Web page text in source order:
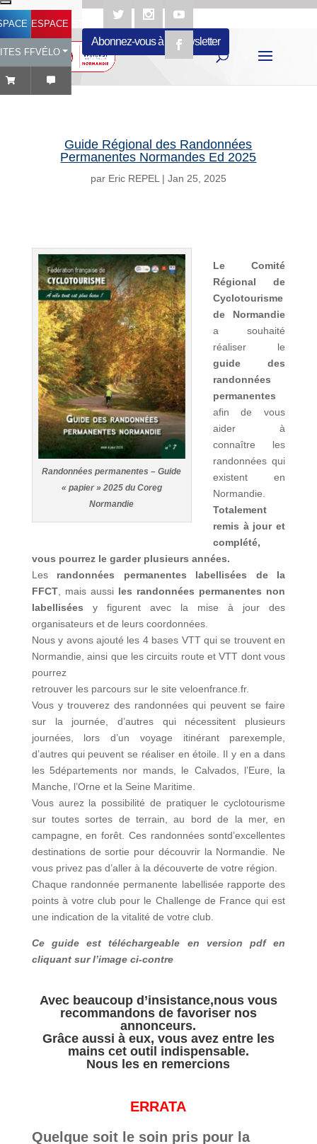
LICENCIÉ
ESPACE STRUCTURES
FFVÉLO
Abonnez-vous à la newsletter
Guide Régional des Randonnées
Permanentes Normandes Ed 2025
par Eric REPEL | Jan 25, 2025
Randonnées permanentes – Guide
« papier » 2025 du Coreg
Normandie
Le Comité
Régional de
Cyclotourisme
de Normandie
a souhaité
réaliser le
guide des
randonnées
permanentes
afin de vous
aider à
connaître les
randonnées qui
existent en
Normandie.
Totalement
remis à jour et
complété,
vous pourrez le garder plusieurs années.
Lesrandonnées permanentes labellisées de la
FFCT, mais aussi les randonnées permanentes non
labellisées y figurent avec la mise à jour des
organisateurs et de leurs coordonnées.
Nous y avons ajouté les 4 bases VTT qui se trouvent en
Normandie, ainsi que les circuits route et VTT dont vous
pourrez
retrouver les parcours sur le site veloenfrance.fr.
Vous y trouverez des randonnées qui peuvent se faire
sur la journée, d’autres qui nécessitent plusieurs
journées, lors d’un voyage itinérant parexemple,
d’autres qui peuvent se réaliser en étoile. Il y en a dans
les 5départements nor mands, le Calvados, l’Eure, la
Manche, l’Orne et la Seine Maritime.
Vous aurez la possibilité de pratiquer le cyclotourisme
sur toutes sortes de terrain, au bord de la mer, en
campagne, en forêt. Ces randonnées sontd’excellentes
destinations de sortie pour découvrir la Normandie. Ne
vous privez pas d’aller à la découverte de votre région.
Chaque randonnée permanente labellisée rapporte des
points à votre club pour le Challenge de France qui est
une indication de la vitalité de votre club.
Ce guide est téléchargeable en version pdf en
cliquant sur l’image ci-contre
Avec beaucoup d’insistance,nous vous
recommandons de favoriser nos
annonceurs.
Grâce aussi à eux, vous avez entre les
mains cet outil indispensable.
Nous les en remercions
ERRATA
Quelque soit le soin pris pour la